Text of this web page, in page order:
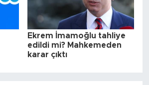
Ekrem İmamoğlu tahliye
edildi mi? Mahkemeden
karar çıktı